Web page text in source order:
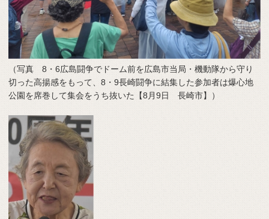
（写真 8・6広島闘争でドーム前を広島市当局・機動隊から守り
切った高揚感をもって、8・9長崎闘争に結集した参加者は爆心地
公園を席巻して集会をうち抜いた【8月9日 長崎市】）